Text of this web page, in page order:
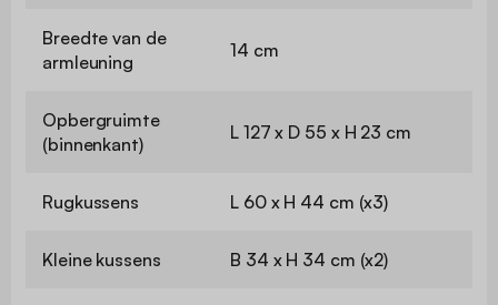
Breedte van de
armleuning
14 cm
Opbergruimte
(binnenkant)
L 127 x D 55 x H 23 cm
Rugkussens L 60 x H 44 cm (x3)
Kleine kussens B 34 x H 34 cm (x2)